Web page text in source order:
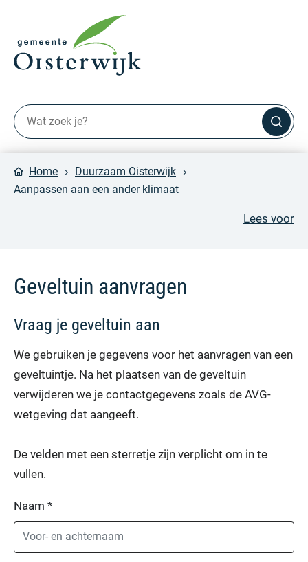
Home
Duurzaam Oisterwijk
Aanpassen aan een ander klimaat
Lees voor
Geveltuin aanvragen
Vraag je geveltuin aan
We gebruiken je gegevens voor het aanvragen van een
geveltuintje. Na het plaatsen van de geveltuin
verwijderen we je contactgegevens zoals de AVG-
wetgeving dat aangeeft.
De velden met een sterretje zijn verplicht om in te
vullen.
Naam *